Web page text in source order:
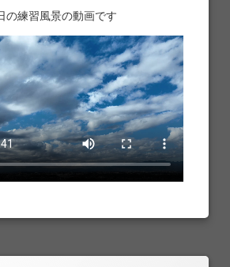
の練習風景の動画です